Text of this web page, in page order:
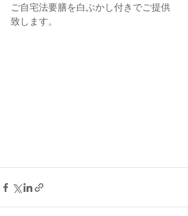
ご自宅法要膳を白ぶかし付きでご提供
致します。